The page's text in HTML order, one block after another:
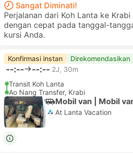
Sangat Diminati!
Perjalanan dari Koh Lanta ke
dengan cepat pada tanggal-
kursi Anda.
Konfirmasi instan Direkomendasikan
--:-- --:-- 2J, 30m
Transit Koh Lanta
Ao Nang Transfer, Krabi
Mobil van | Mobil
At Lanta Vacation